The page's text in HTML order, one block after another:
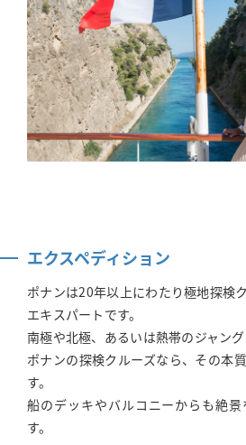
エクスペディション
ポナンは20年以上にわたり極地探検
エキスパートです。
南極や北極、あるいは熱帯のジャン
ポナンの探検クルーズなら、その本
す。
船のデッキやバルコニーからも絶
す。